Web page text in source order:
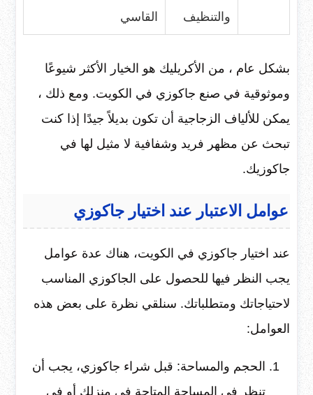
والتنظيف
القاسي
بشكل عام ، من الأكريليك هو الخيار الأكثر شيوعًا
وموثوقية في صنع جاكوزي في الكويت. ومع ذلك ،
يمكن للألياف الزجاجية أن تكون بديلاً جيدًا إذا كنت
تبحث عن مظهر فريد وشفافية لا مثيل لها في
جاكوزيك.
عوامل الاعتبار عند اختيار جاكوزي
عند اختيار جاكوزي في الكويت، هناك عدة عوامل
يجب النظر فيها للحصول على الجاكوزي المناسب
لاحتياجاتك ومتطلباتك. سنلقي نظرة على بعض هذه
العوامل:
الحجم والمساحة: قبل شراء جاكوزي، يجب أن
تنظر في المساحة المتاحة في منزلك أو في